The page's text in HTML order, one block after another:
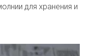
для хранения и